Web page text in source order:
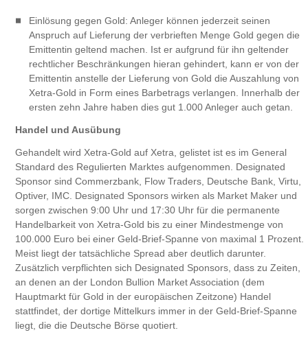
Einlösung gegen Gold: Anleger können jederzeit seinen
Anspruch auf Lieferung der verbrieften Menge Gold gegen die
Emittentin geltend machen. Ist er aufgrund für ihn geltender
rechtlicher Beschränkungen hieran gehindert, kann er von der
Emittentin anstelle der Lieferung von Gold die Auszahlung von
Xetra-Gold in Form eines Barbetrags verlangen. Innerhalb der
ersten zehn Jahre haben dies gut 1.000 Anleger auch getan.
Handel und Ausübung
Gehandelt wird Xetra-Gold auf Xetra, gelistet ist es im General
Standard des Regulierten Marktes aufgenommen. Designated
Sponsor sind Commerzbank, Flow Traders, Deutsche Bank, Virtu,
Optiver, IMC. Designated Sponsors wirken als Market Maker und
sorgen zwischen 9:00 Uhr und 17:30 Uhr für die permanente
Handelbarkeit von Xetra-Gold bis zu einer Mindestmenge von
100.000 Euro bei einer Geld-Brief-Spanne von maximal 1 Prozent.
Meist liegt der tatsächliche Spread aber deutlich darunter.
Zusätzlich verpflichten sich Designated Sponsors, dass zu Zeiten,
an denen an der London Bullion Market Association (dem
Hauptmarkt für Gold in der europäischen Zeitzone) Handel
stattfindet, der dortige Mittelkurs immer in der Geld-Brief-Spanne
liegt, die die Deutsche Börse quotiert.